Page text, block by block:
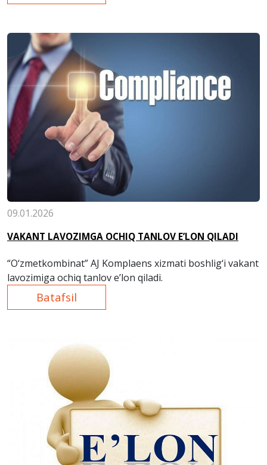
09.01.2026
VAKANT LAVOZIMGA OCHIQ TANLOV E’LON QILADI
“O‘zmetkombinat” AJ Komplaens xizmati boshlig‘i vakant
lavozimiga ochiq tanlov e’lon qiladi.
Batafsil